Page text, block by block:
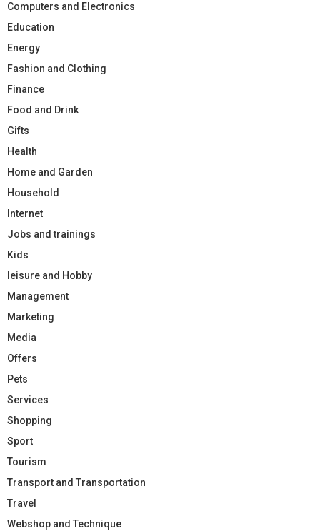
Computers and Electronics
Education
Energy
Fashion and Clothing
Finance
Food and Drink
Gifts
Health
Home and Garden
Household
Internet
Jobs and trainings
Kids
leisure and Hobby
Management
Marketing
Media
Offers
Pets
Services
Shopping
Sport
Tourism
Transport and Transportation
Travel
Webshop and Technique